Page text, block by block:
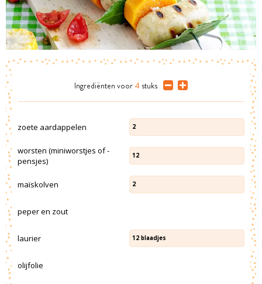
Ingrediënten voor 4 stuks
zoete aardappelen 2
worsten (miniworstjes of -
pensjes)
12
maïskolven 2
peper en zout
laurier 12 blaadjes
olijfolie